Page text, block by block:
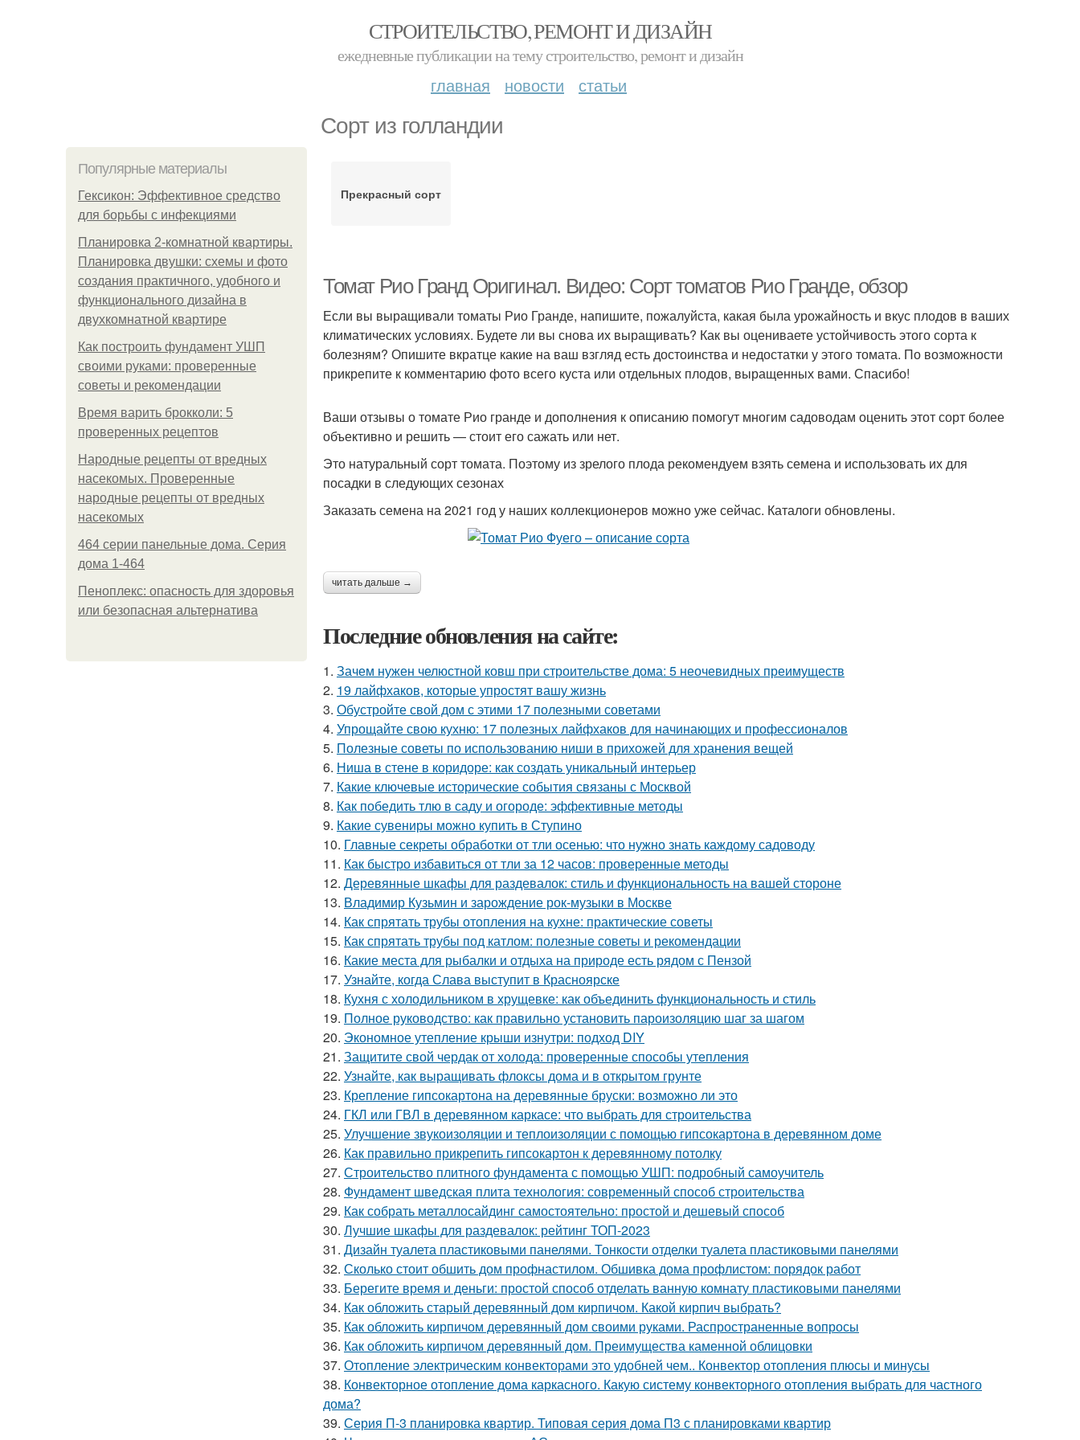
СТРОИТЕЛЬСТВО, РЕМОНТ И ДИЗАЙН
ежедневные публикации на тему строительство, ремонт и дизайн
главная новости статьи
Сорт из голландии
Популярные материалы
Гексикон: Эффективное средство
для борьбы с инфекциями
Планировка 2-комнатной квартиры.
Планировка двушки: схемы и фото
создания практичного, удобного и
функционального дизайна в
двухкомнатной квартире
Как построить фундамент УШП
своими руками: проверенные
советы и рекомендации
Время варить брокколи: 5
проверенных рецептов
Народные рецепты от вредных
насекомых. Проверенные
народные рецепты от вредных
насекомых
464 серии панельные дома. Серия
дома 1-464
Пеноплекс: опасность для здоровья
или безопасная альтернатива
Прекрасный сорт
Томат Рио Гранд Оригинал. Видео: Сорт томатов Рио Гранде, обзор
Если вы выращивали томаты Рио Гранде, напишите, пожалуйста, какая была урожайность и вкус плодов в ваших
климатических условиях. Будете ли вы снова их выращивать? Как вы оцениваете устойчивость этого сорта к
болезням? Опишите вкратце какие на ваш взгляд есть достоинства и недостатки у этого томата. По возможности
прикрепите к комментарию фото всего куста или отдельных плодов, выращенных вами. Спасибо!
Ваши отзывы о томате Рио гранде и дополнения к описанию помогут многим садоводам оценить этот сорт более
объективно и решить — стоит его сажать или нет.
Это натуральный сорт томата. Поэтому из зрелого плода рекомендуем взять семена и использовать их для
посадки в следующих сезонах
Заказать семена на 2021 год у наших коллекционеров можно уже сейчас. Каталоги обновлены.
читать дальше →
Последние обновления на сайте:
1. Зачем нужен челюстной ковш при строительстве дома: 5 неочевидных преимуществ
2. 19 лайфхаков, которые упростят вашу жизнь
3. Обустройте свой дом с этими 17 полезными советами
4. Упрощайте свою кухню: 17 полезных лайфхаков для начинающих и профессионалов
5. Полезные советы по использованию ниши в прихожей для хранения вещей
6. Ниша в стене в коридоре: как создать уникальный интерьер
7. Какие ключевые исторические события связаны с Москвой
8. Как победить тлю в саду и огороде: эффективные методы
9. Какие сувениры можно купить в Ступино
10. Главные секреты обработки от тли осенью: что нужно знать каждому садоводу
11. Как быстро избавиться от тли за 12 часов: проверенные методы
12. Деревянные шкафы для раздевалок: стиль и функциональность на вашей стороне
13. Владимир Кузьмин и зарождение рок-музыки в Москве
14. Как спрятать трубы отопления на кухне: практические советы
15. Как спрятать трубы под катлом: полезные советы и рекомендации
16. Какие места для рыбалки и отдыха на природе есть рядом с Пензой
17. Узнайте, когда Слава выступит в Красноярске
18. Кухня с холодильником в хрущевке: как объединить функциональность и стиль
19. Полное руководство: как правильно установить пароизоляцию шаг за шагом
20. Экономное утепление крыши изнутри: подход DIY
21. Защитите свой чердак от холода: проверенные способы утепления
22. Узнайте, как выращивать флоксы дома и в открытом грунте
23. Крепление гипсокартона на деревянные бруски: возможно ли это
24. ГКЛ или ГВЛ в деревянном каркасе: что выбрать для строительства
25. Улучшение звукоизоляции и теплоизоляции с помощью гипсокартона в деревянном доме
26. Как правильно прикрепить гипсокартон к деревянному потолку
27. Строительство плитного фундамента с помощью УШП: подробный самоучитель
28. Фундамент шведская плита технология: современный способ строительства
29. Как собрать металлосайдинг самостоятельно: простой и дешевый способ
30. Лучшие шкафы для раздевалок: рейтинг ТОП-2023
31. Дизайн туалета пластиковыми панелями. Тонкости отделки туалета пластиковыми панелями
32. Сколько стоит обшить дом профнастилом. Обшивка дома профлистом: порядок работ
33. Берегите время и деньги: простой способ отделать ванную комнату пластиковыми панелями
34. Как обложить старый деревянный дом кирпичом. Какой кирпич выбрать?
35. Как обложить кирпичом деревянный дом своими руками. Распространенные вопросы
36. Как обложить кирпичом деревянный дом. Преимущества каменной облицовки
37. Отопление электрическим конвекторами это удобней чем.. Конвектор отопления плюсы и минусы
38. Конвекторное отопление дома каркасного. Какую систему конвекторного отопления выбрать для частного
дома?
39. Серия П-3 планировка квартир. Типовая серия дома П3 с планировками квартир